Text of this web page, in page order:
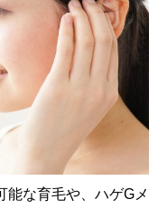
能な育毛や、ハゲGメ